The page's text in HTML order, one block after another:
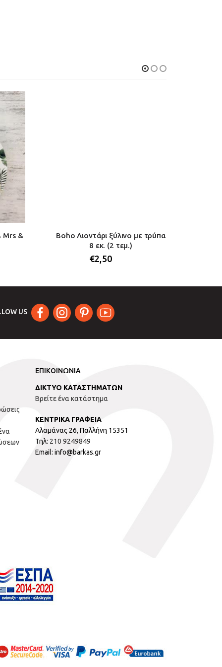
Mrs &
Boho Λιοντάρι ξύλινο με τρύπα
8 εκ. (2 τεμ.)
€2,50
US
ΕΠΙΚΟΙΝΩΝΙΑ
ΔΙΚΤΥΟ ΚΑΤΑΣΤΗΜΑΤΩΝ
Βρείτε ένα κατάστημα
ΚΕΝΤΡΙΚΑ ΓΡΑΦΕΙΑ
Αλαμάνας 26, Παλλήνη 15351
Τηλ: 210 9249849
Email: info@barkas.gr